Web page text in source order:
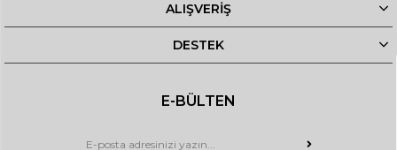
ALIŞVERİŞ
DESTEK
E-BÜLTEN